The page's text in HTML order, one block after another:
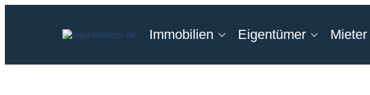
Immobilien Eigentümer Mieter